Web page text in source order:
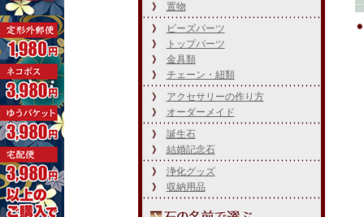
置物
ビーズパーツ
トップパーツ
金具類
チェーン・紐類
アクセサリーの作り方
オーダーメイド
誕生石
結婚記念石
浄化グッズ
収納用品